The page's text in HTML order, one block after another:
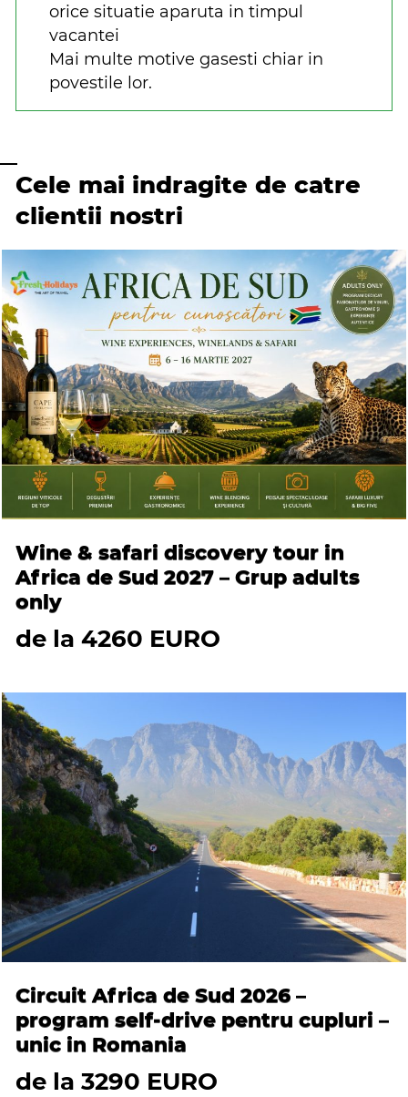
orice situatie aparuta in timpul
vacantei
Mai multe motive gasesti chiar in
povestile lor.
Cele mai indragite de catre
clientii nostri
Wine & safari discovery tour in
Africa de Sud 2027 – Grup adults
only
de la 4260 EURO
Circuit Africa de Sud 2026 –
program self-drive pentru cupluri –
unic in Romania
de la 3290 EURO